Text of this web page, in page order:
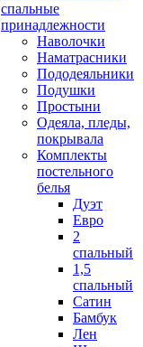
спальные
принадлежности
Наволочки
Наматрасники
Пододеяльники
Подушки
Простыни
Одеяла, пледы,
покрывала
Комплекты
постельного
белья
Дуэт
Евро
2
спальный
1,5
спальный
Сатин
Бамбук
Лен